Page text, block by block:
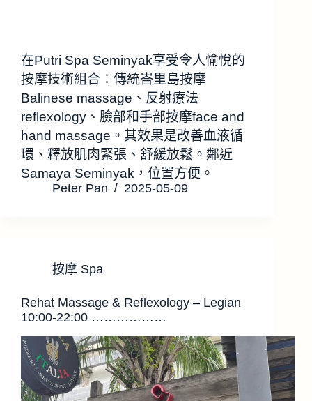
在Putri Spa Seminyak享受令人愉悅的
按摩技術組合：傳統峇里島按摩
Balinese massage、反射療法
reflexology、臉部和手部按摩face and
hand massage。其效果是改善血液循
環、釋放肌肉緊張、舒緩放鬆。鄰近
Samaya Seminyak，位置方便。
Peter Pan 2025-05-09
按摩 Spa
Rehat Massage & Reflexology – Legian
10:00-22:00 ………………